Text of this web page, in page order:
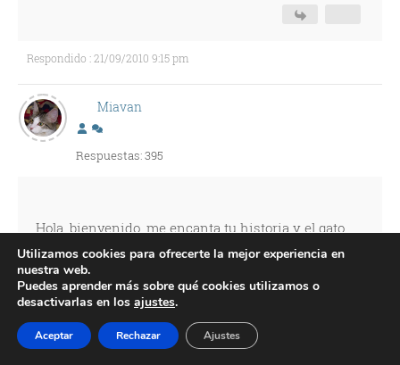
Respondido : 21/09/2010 9:15 pm
Miavan
Respuestas: 395
Hola, bienvenido, me encanta tu historia y el gato,
es precioso, lo juro! y me alegro que te hayas
decidido por un animal así. El mio tampoco tiene
pedigree
Sé que te estamos dando la vara con eso, pero
permíteme decir, que no entiendo por ningún lado
Utilizamos cookies para ofrecerte la mejor experiencia en
nuestra web.
Puedes aprender más sobre qué cookies utilizamos o
desactivarlas en los ajustes.
Aceptar Rechazar Ajustes